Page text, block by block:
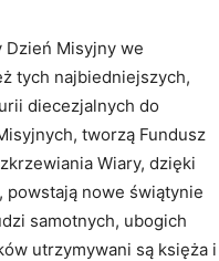
Dzień Misyjny we
tych najbiedniejszych,
diecezjalnych do
tworzą Fundusz
Wiary, dzięki
powstają nowe świątynie
samotnych, ubogich
utrzymywani są księża i